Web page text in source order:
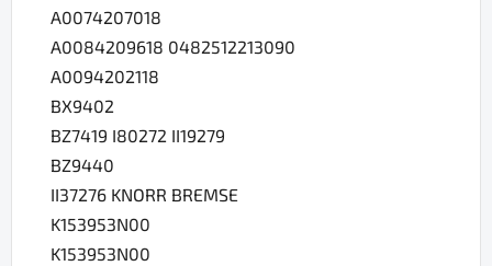
A0074207018
A0084209618 0482512213090
A0094202118
BX9402
BZ7419 I80272 II19279
BZ9440
II37276 KNORR BREMSE
K153953N00
K153953N00